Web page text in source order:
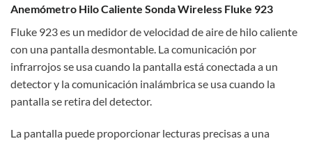
Anemómetro Hilo Caliente Sonda Wireless Fluke 923
Fluke 923 es un medidor de velocidad de aire de hilo caliente
con una pantalla desmontable. La comunicación por
infrarrojos se usa cuando la pantalla está conectada a un
detector y la comunicación inalámbrica se usa cuando la
pantalla se retira del detector.
La pantalla puede proporcionar lecturas precisas a una